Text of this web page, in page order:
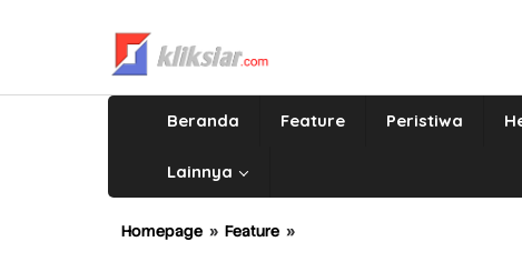
Beranda Feature Peristiwa
Lainnya
Homepage » Feature »